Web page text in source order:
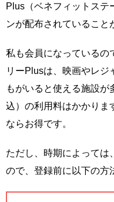
Plus（ベネフィットステ
ンが配布されていること
私も会員になっているの
リーPlusは、映画やレジ
もがいると使える施設
込）の利用料はかかりま
ならお得です。
ただし、時期によっては
ので、登録前に以下の方